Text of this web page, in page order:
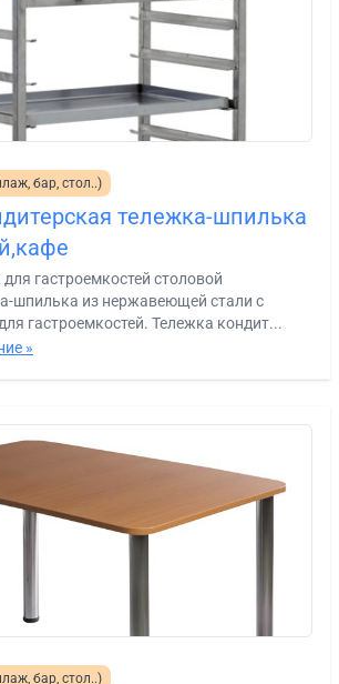
бар, стол..)
тележка-шпилька
гастроемкостей столовой
шпилька из нержавеющей стали с
гастроемкостей. Тележка кондит...
»
бар, стол..)